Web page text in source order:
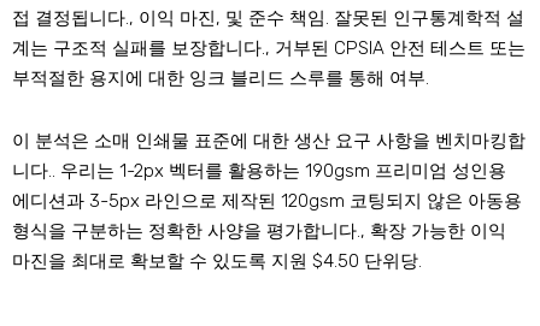
접 결정됩니다., 이익 마진, 및 준수 책임. 잘못된 인구통계학적 설
계는 구조적 실패를 보장합니다., 거부된 CPSIA 안전 테스트 또는
부적절한 용지에 대한 잉크 블리드 스루를 통해 여부.
이 분석은 소매 인쇄물 표준에 대한 생산 요구 사항을 벤치마킹합
니다.. 우리는 1-2px 벡터를 활용하는 190gsm 프리미엄 성인용
에디션과 3-5px 라인으로 제작된 120gsm 코팅되지 않은 아동용
형식을 구분하는 정확한 사양을 평가합니다., 확장 가능한 이익
마진을 최대로 확보할 수 있도록 지원 $4.50 단위당.